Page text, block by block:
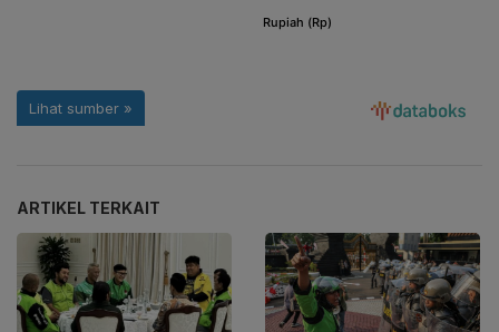
ARTIKEL TERKAIT